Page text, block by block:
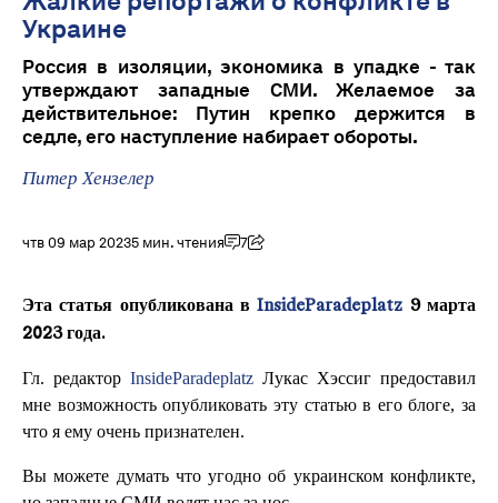
Украине
Россия в изоляции, экономика в упадке - так
утверждают западные СМИ. Желаемое за
действительное: Путин крепко держится в
седле, его наступление набирает обороты.
Питер Хензелер
чтв 09 мар 20235 мин. чтения 7
Эта статья опубликована вInsideParadeplatz 9 марта
2023 года.
Гл. редактор InsideParadeplatz Лукас Хэссиг предоставил
мне возможность опубликовать эту статью в его блоге, за
что я ему очень признателен.
Вы можете думать что угодно об украинском конфликте,